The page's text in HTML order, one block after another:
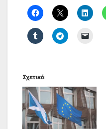
Σχετικά